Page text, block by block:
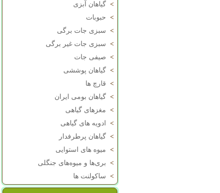
> گیاهان آبزی
> حبوبات
> سبزی جات برگی
> سبزی جات غیر برگی
> صیفی جات
> گیاهان پوششی
> قارچ ها
> گیاهان بومی ایران
> مغزهای گیاهی
>
ادویه های گیاهی
> گیاهان پرطرفدار
> میوه های استوایی
> بری‌ها و میوه‌های جنگلی
> ساکولنت ها